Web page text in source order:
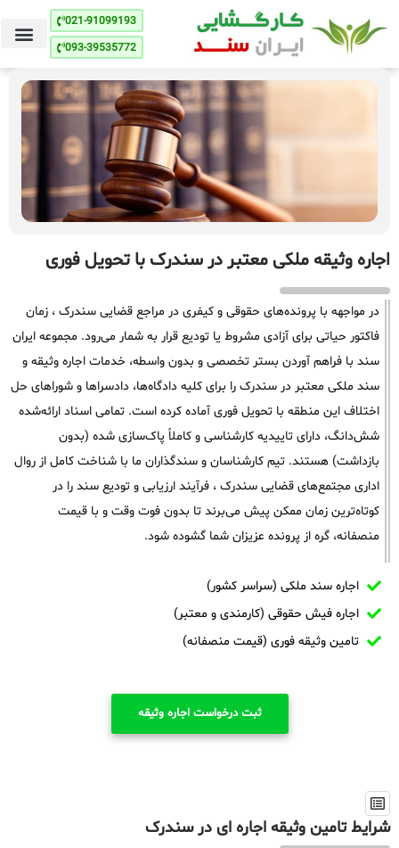
021-91099193
093-39535772
اجاره وثیقه ملکی معتبر در سندرک با تحویل فوری
در مواجهه با پرونده‌های حقوقی و کیفری در مراجع قضایی سندرک ، زمان
فاکتور حیاتی برای آزادی مشروط یا تودیع قرار به شمار می‌رود. مجموعه ایران
سند با فراهم آوردن بستر تخصصی و بدون واسطه، خدمات اجاره وثیقه و
سند ملکی معتبر در سندرک را برای کلیه دادگاه‌ها، دادسراها و شوراهای حل
اختلاف این منطقه با تحویل فوری آماده کرده است. تمامی اسناد ارائه‌شده
شش‌دانگ، دارای تاییدیه کارشناسی و کاملاً پاک‌سازی شده (بدون
بازداشت) هستند. تیم کارشناسان و سندگذاران ما با شناخت کامل از روال
اداری مجتمع‌های قضایی سندرک ، فرآیند ارزیابی و تودیع سند را در
کوتاه‌ترین زمان ممکن پیش می‌برند تا بدون فوت وقت و با قیمت
منصفانه، گره از پرونده عزیزان شما گشوده شود.
اجاره سند ملکی (سراسر کشور)
اجاره فیش حقوقی (کارمندی و معتبر)
تامین وثیقه فوری (قیمت منصفانه)
ثبت درخواست اجاره وثیقه
شرایط تامین وثیقه اجاره ای در سندرک